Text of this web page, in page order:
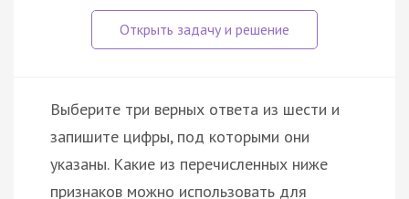
Выберите три верных ответа из шести и
запишите цифры, под которыми они
указаны. Какие из перечисленных ниже
признаков можно использовать для